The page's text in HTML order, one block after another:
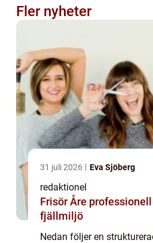
Fler nyheter
31 juli 2026 Eva Sjöberg
redaktionel
Frisör Åre professionell hårvård i
fjällmiljö
Nedan följer en